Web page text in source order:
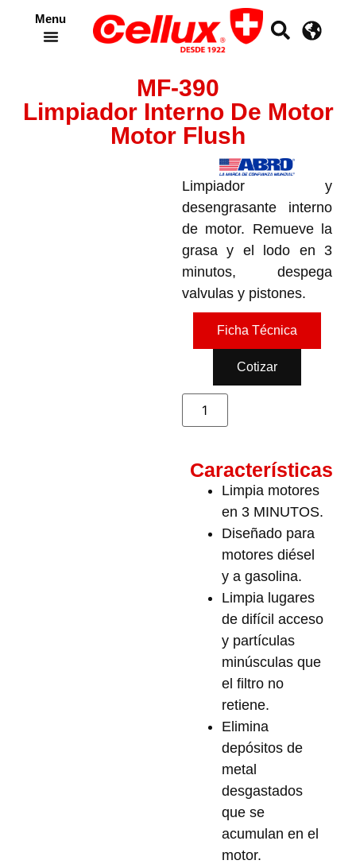
Menu
MF-390
Limpiador Interno De Motor
Motor Flush
Limpiador y
desengrasante interno
de motor. Remueve la
grasa y el lodo en 3
minutos, despega
valvulas y pistones.
Ficha Técnica
Cotizar
Características
Limpia motores
en 3 MINUTOS.
Diseñado para
motores diésel
y a gasolina.
Limpia lugares
de difícil acceso
y partículas
minúsculas que
el filtro no
retiene.
Elimina
depósitos de
metal
desgastados
que se
acumulan en el
motor.